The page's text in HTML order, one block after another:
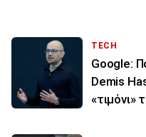
TECH
Google:
Demis
«τιμόνι»